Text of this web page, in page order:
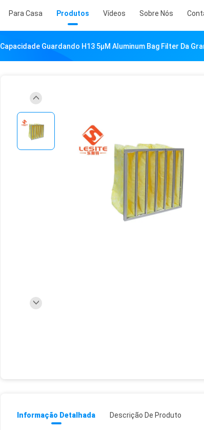
Para Casa Produtos Vídeos Sobre Nós
Capacidade Guardando H13 5μM Aluminum Bag Filter Da
Informação Detalhada Descrição De Produto